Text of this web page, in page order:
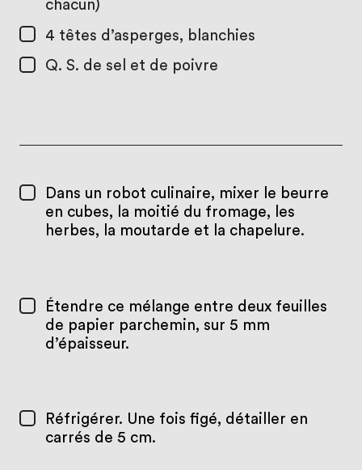
chacun)
4 têtes d’asperges, blanchies
Q. S. de sel et de poivre
Dans un robot culinaire, mixer le beurre
en cubes, la moitié du fromage, les
herbes, la moutarde et la chapelure.
Étendre ce mélange entre deux feuilles
de papier parchemin, sur 5 mm
d’épaisseur.
Réfrigérer. Une fois figé, détailler en
carrés de 5 cm.